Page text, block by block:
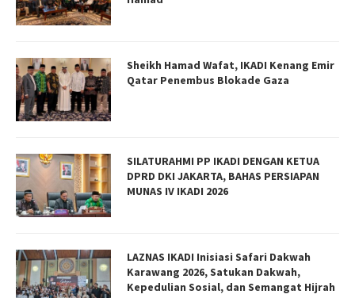
Sheikh Hamad Wafat, IKADI Kenang Emir
Qatar Penembus Blokade Gaza
SILATURAHMI PP IKADI DENGAN KETUA
DPRD DKI JAKARTA, BAHAS PERSIAPAN
MUNAS IV IKADI 2026
LAZNAS IKADI Inisiasi Safari Dakwah
Karawang 2026, Satukan Dakwah,
Kepedulian Sosial, dan Semangat Hijrah